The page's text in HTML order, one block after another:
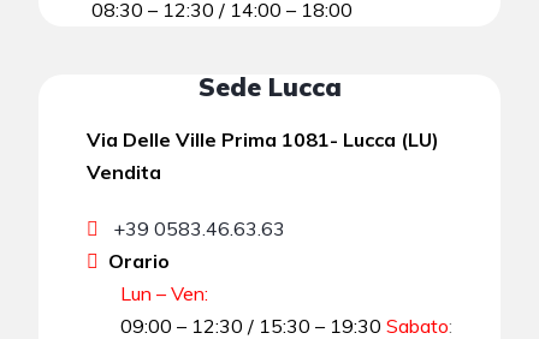
08:30 – 12:30 / 14:00 – 18:00
Sede Lucca
Via Delle Ville Prima 1081- Lucca (LU)
Vendita
+39 0583.46.63.63
Orario
Lun – Ven:
09:00 – 12:30 / 15:30 – 19:30 Sabato: